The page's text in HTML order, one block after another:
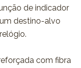
de indicador
destino-alvo
com fibra